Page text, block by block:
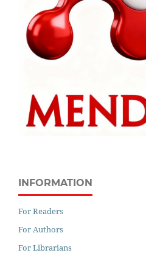
INFORMATION
For Readers
For Authors
For Librarians